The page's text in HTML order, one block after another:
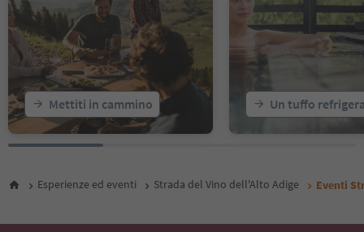
Mettiti in cammino Un tuffo
Esperienze ed eventi Strada del Vino dell'Alto Adige Eventi